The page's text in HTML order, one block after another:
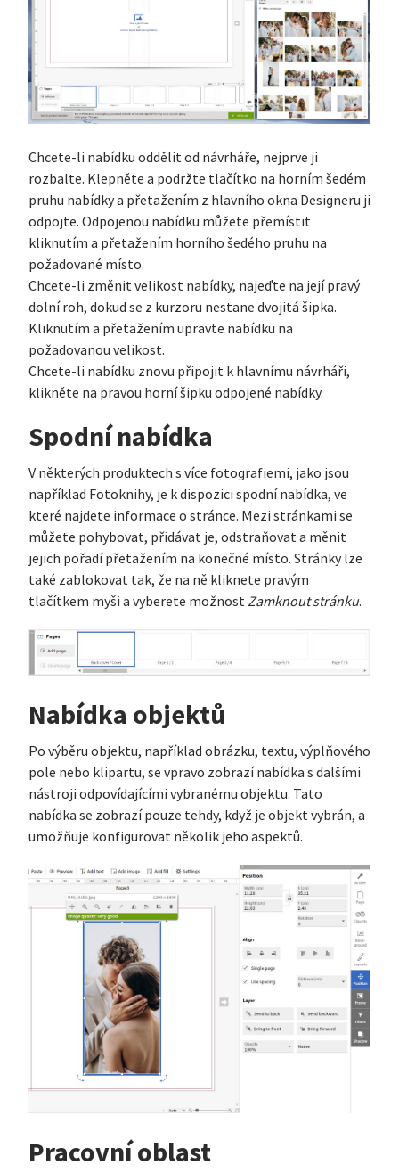
Chcete-li nabídku oddělit od návrháře, nejprve ji
rozbalte. Klepněte a podržte tlačítko na horním šedém
pruhu nabídky a přetažením z hlavního okna Designeru ji
odpojte. Odpojenou nabídku můžete přemístit
kliknutím a přetažením horního šedého pruhu na
požadované místo.
Chcete-li změnit velikost nabídky, najeďte na její pravý
dolní roh, dokud se z kurzoru nestane dvojitá šipka.
Kliknutím a přetažením upravte nabídku na
požadovanou velikost.
Chcete-li nabídku znovu připojit k hlavnímu návrháři,
klikněte na pravou horní šipku odpojené nabídky.
Spodní nabídka
V některých produktech s více fotografiemi, jako jsou
například Fotoknihy, je k dispozici spodní nabídka, ve
které najdete informace o stránce. Mezi stránkami se
můžete pohybovat, přidávat je, odstraňovat a měnit
jejich pořadí přetažením na konečné místo. Stránky lze
také zablokovat tak, že na ně kliknete pravým
tlačítkem myši a vyberete možnostZamknout stránku.
Nabídka objektů
Po výběru objektu, například obrázku, textu, výplňového
pole nebo klipartu, se vpravo zobrazí nabídka s dalšími
nástroji odpovídajícími vybranému objektu. Tato
nabídka se zobrazí pouze tehdy, když je objekt vybrán, a
umožňuje konfigurovat několik jeho aspektů.
Pracovní oblast